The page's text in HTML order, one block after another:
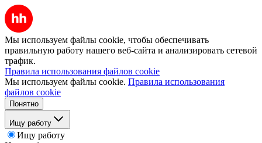
Мы используем файлы cookie, чтобы обеспечивать
правильную работу нашего веб-сайта и анализировать сетевой
трафик.
Правила использования файлов cookie
Мы используем файлы cookie. Правила использования
файлов cookie
Понятно
Ищу работу
Ищу работу